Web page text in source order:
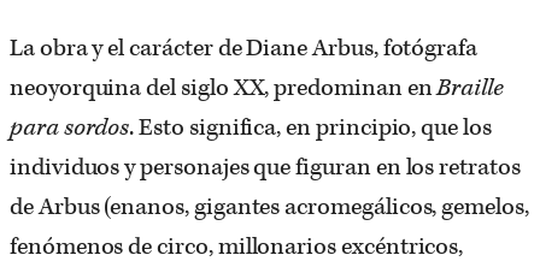
La obra y el carácter de Diane Arbus, fotógrafa
neoyorquina del siglo XX, predominan enBraille
para sordos. Esto significa, en principio, que los
individuos y personajes que figuran en los retratos
de Arbus (enanos, gigantes acromegálicos, gemelos,
fenómenos de circo, millonarios excéntricos,